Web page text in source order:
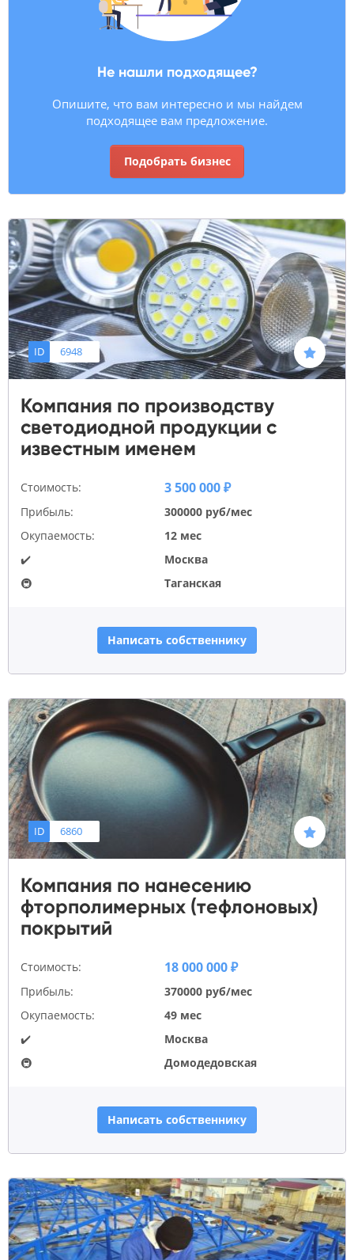
Не нашли подходящее?
Опишите, что вам интересно и мы найдем
подходящее вам предложение.
Подобрать бизнес
ID 6948
Компания по производству
светодиодной продукции с
известным именем
Стоимость: 3 500 000 ₽
Прибыль:
300000 руб/мес
Окупаемость:
12 мес
✔️
Москва
🚇
Таганская
Написать собственнику
ID 6860
Компания по нанесению
фторполимерных (тефлоновых)
покрытий
Стоимость: 18 000 000 ₽
Прибыль:
370000 руб/мес
Окупаемость:
49 мес
✔️
Москва
🚇
Домодедовская
Написать собственнику